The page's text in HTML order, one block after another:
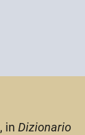
, in Dizionario